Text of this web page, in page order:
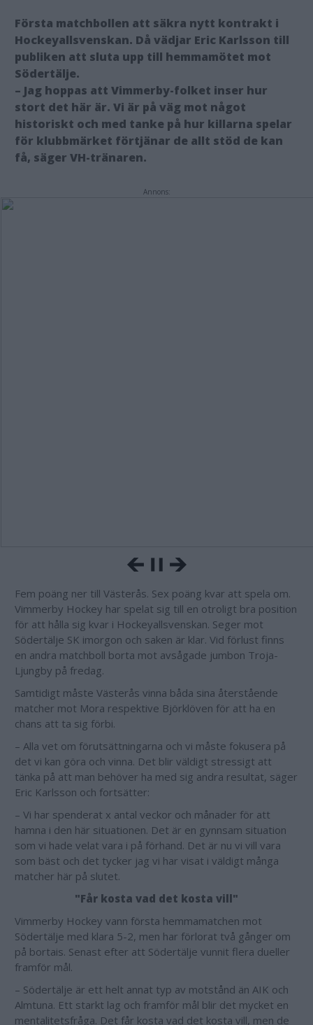
Första matchbollen att säkra nytt kontrakt i
Hockeyallsvenskan. Då vädjar Eric Karlsson till
publiken att sluta upp till hemmamötet mot
Södertälje.
– Jag hoppas att Vimmerby-folket inser hur
stort det här är. Vi är på väg mot något
historiskt och med tanke på hur killarna spelar
för klubbmärket förtjänar de allt stöd de kan
få, säger VH-tränaren.
Annons:
Fem poäng ner till Västerås. Sex poäng kvar att spela om.
Vimmerby Hockey har spelat sig till en otroligt bra position
för att hålla sig kvar i Hockeyallsvenskan. Seger mot
Södertälje SK imorgon och saken är klar. Vid förlust finns
en andra matchboll borta mot avsågade jumbon Troja-
Ljungby på fredag.
Samtidigt måste Västerås vinna båda sina återstående
matcher mot Mora respektive Björklöven för att ha en
chans att ta sig förbi.
– Alla vet om förutsättningarna och vi måste fokusera på
det vi kan göra och vinna. Det blir väldigt stressigt att
tänka på att man behöver ha med sig andra resultat, säger
Eric Karlsson och fortsätter:
– Vi har spenderat x antal veckor och månader för att
hamna i den här situationen. Det är en gynnsam situation
som vi hade velat vara i på förhand. Det är nu vi vill vara
som bäst och det tycker jag vi har visat i väldigt många
matcher här på slutet.
"Får kosta vad det kosta vill"
Vimmerby Hockey vann första hemmamatchen mot
Södertälje med klara 5-2, men har förlorat två gånger om
på bortais. Senast efter att Södertälje vunnit flera dueller
framför mål.
– Södertälje är ett helt annat typ av motstånd än AIK och
Almtuna. Ett starkt lag och framför mål blir det mycket en
mentalitetsfråga. Det får kosta vad det kosta vill, men de